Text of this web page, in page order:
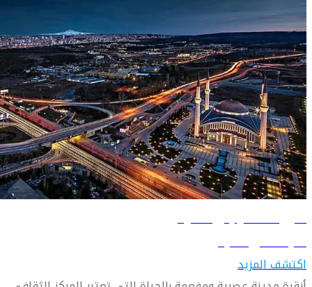
دليل السفر إلى أنقرة
تعرّف على أنقرة
اكتشف المزيد